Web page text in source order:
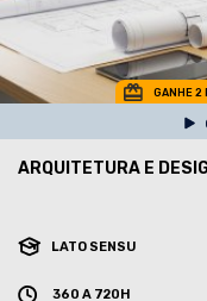
GANHE 2
ARQUITETURA E
LATO SENSU
360 A 720H